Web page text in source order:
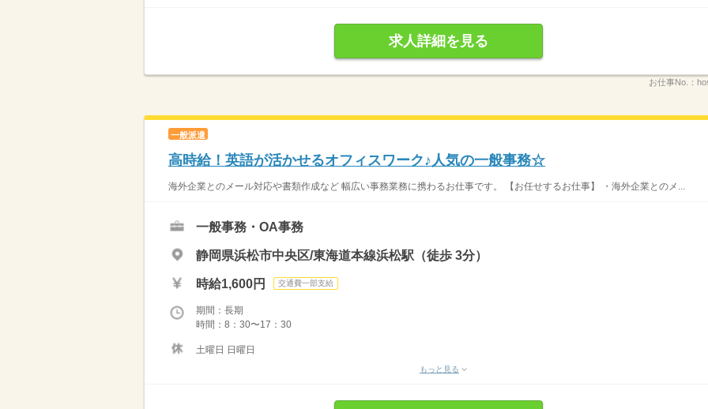
求人詳細を見る
お仕事No.：
一般派遣
高時給！英語が活かせるオフィスワーク♪人気の一般事務☆
海外企業とのメール対応や書類作成など 幅広い事務業務に携わるお仕事です。 【お任せするお仕事】 ・海外企業とのメ...
一般事務・OA事務
静岡県浜松市中央区/東海道本線浜松駅（徒歩 3分）
時給1,600円 交通費一部支給
期間：長期
時間：8：30〜17：30
土曜日 日曜日
もっと見る